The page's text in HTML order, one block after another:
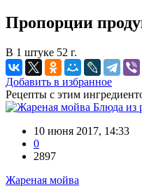
Пропорции
В 1 штуке 52 г.
Добавить в избранное
Рецепты с этим
Блюда из
10 июня 2017, 14:33
0
2897
Жареная мойва